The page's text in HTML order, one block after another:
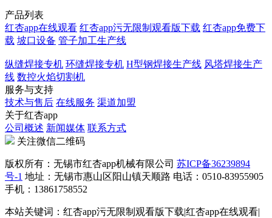
产品列表
红杏app在线观看 红杏app污无限制观看版下载 红杏app免费下
载 坡口设备 管子加工生产线
纵缝焊接专机 环缝焊接专机 H型钢焊接生产线 风塔焊接生产
线 数控火焰切割机
服务与支持
技术与售后 在线服务 渠道加盟
关于红杏app
公司概述 新闻媒体 联系方式
关注微信二维码
版权所有：无锡市红杏app机械有限公司 苏ICP备36239894
号-1 地址：无锡市惠山区阳山镇天顺路 电话：0510-83955905
手机：13861758552
本站关键词：红杏app污无限制观看版下载|红杏app在线观看|